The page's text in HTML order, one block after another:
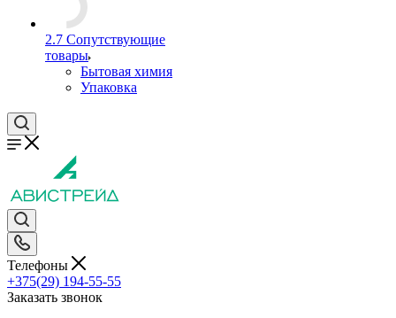
2.7 Сопутствующие
товары
Бытовая химия
Упаковка
Телефоны
+375(29) 194-55-55
Заказать звонок